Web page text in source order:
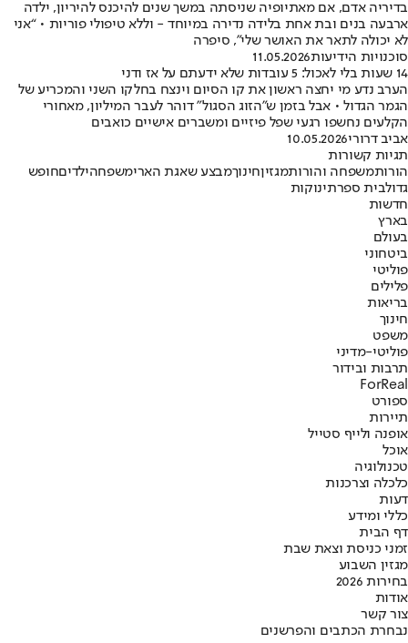
בדיריה אדם, אם מאתיופיה שניסתה במשך שנים להיכנס להיריון, ילדה
ארבעה בנים ובת אחת בלידה נדירה במיוחד - וללא טיפולי פוריות • “אני
לא יכולה לתאר את האושר שלי”, סיפרה
סוכנויות הידיעות11.05.2026
14 שעות בלי לאכול: 5 עובדות שלא ידעתם על אז ודני
הערב נדע מי יחצה ראשון את קו הסיום וינצח בחלקו השני והמכריע של
הגמר הגדול • אבל בזמן ש"הזוג הסגול" דוהר לעבר המיליון, מאחורי
הקלעים נחשפו רגעי שפל פיזיים ומשברים אישיים כואבים
אביב דרורי10.05.2026
תגיות קשורות
הורותמשפחה והורותמגזיןחינוךמבצע שאגת הארימשפחהילדיםחופש
גדולבית ספרתינוקות
חדשות
בארץ
בעולם
ביטחוני
פוליטי
פלילים
בריאות
חינוך
משפט
פוליטי-מדיני
תרבות ובידור
ForReal
ספורט
תיירות
אופנה ולייף סטייל
אוכל
טכנולוגיה
כלכלה וצרכנות
דעות
כללי ומידע
דף הבית
זמני כניסת וצאת שבת
מגזין השבוע
בחירות 2026
אודות
צור קשר
נבחרת הכתבים והפרשנים